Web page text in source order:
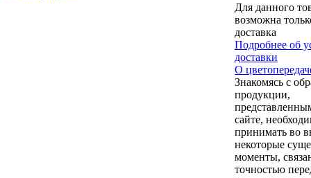
Для данного
возможна
доставка
Подробнее об
доставки
О
Знакомясь с
продукции,
сайте,
принимать во
некоторые
моменты,
точностью